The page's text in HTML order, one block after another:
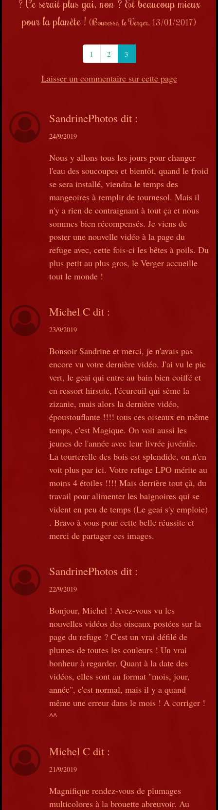
? Ce serait plus gai, non ? Et beaucoup mieux
pour la planète ! (Bouresse, le Verger, 13/01/2017)
1 2 3
Laisser un commentaire sur cette page
SandrinePhotos dit :
24/9/2019
Nous y allons tous les jours pour changer
l'eau des soucoupes et bientôt, quand le froid
se sera installé, viendra le temps des
mangeoires à remplir de tournesol. Mais il
n'y a rien de contraignant à tout ça et nous
sommes bien récompensés. Je viens de
poster une nouvelle vidéo à la page du
refuge avec, cette fois-ci les bêtes à poils. Du
plus petit au plus gros, le Verger accueille
tout le monde !
Michel C dit :
23/9/2019
Bonsoir Sandrine et merci, je n'avais pas
encore vu votre dernière vidéo. J'ai vu le pic
vert, le geai qui entre au bain bien coiffé et
en ressort hirsute, l'écureuil qui sème la
zizanie, mais alors la dernière vidéo,
époustouflante !!!! tous ces oiseaux en même
temps, c'est Magique. On voit aussi les
jeunes de l'année avec leur livrée juvénile.
La tourterelle des bois est splendide, on n'en
voit plus par ici. Votre refuge LPO mérite au
moins 4 étoiles !!!! Mais derrière tout çà, du
travail pour alimenter les baignoires qui se
vident en peu de temps (Le geai s'y emploie)
. Bravo à vous pour cette belle réussite et
merci de partager ces images.
SandrinePhotos dit :
22/9/2019
Bonjour, Michel ! Avez-vous vu les
nouvelles vidéos des oiseaux postées sur la
page du refuge ? C'est un vrai défilé de
plumes de toutes les couleurs ! Un vrai
bonheur à regarder. Quant à la date des
vidéos, elles sont au format "mois, jour,
année", c'est normal, mais il y a quand
même une erreur dans le mois ! A corriger !
^^
Michel C dit :
21/9/2019
Magnifique rendez-vous de plumages
multicolores à la brouette abreuvoir. Au